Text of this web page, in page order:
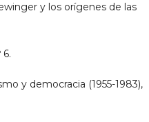
y los orígenes de las
y democracia (1955-1983),